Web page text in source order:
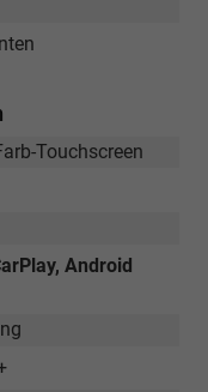
Touchscreen
Android